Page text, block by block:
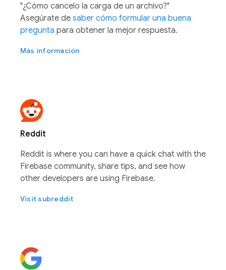
"¿Cómo cancelo la carga de un archivo?"
Asegúrate de saber cómo formular una buena
pregunta para obtener la mejor respuesta.
Más información
Reddit
Reddit is where you can have a quick chat with the
Firebase community, share tips, and see how
other developers are using Firebase.
Visit subreddit